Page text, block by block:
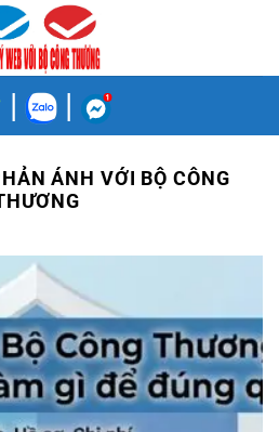
| |
ÁNH VỚI BỘ CÔNG